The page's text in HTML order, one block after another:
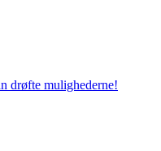
drøfte mulighederne!